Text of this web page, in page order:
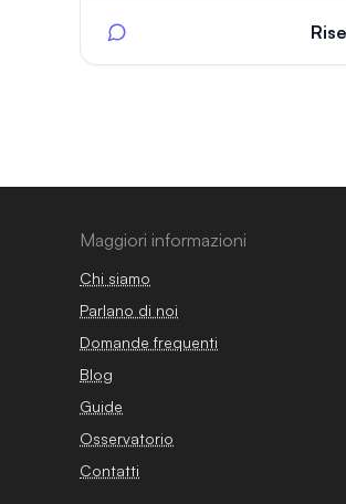
Maggiori informazioni
Chi siamo
Parlano di noi
Domande frequenti
Blog
Guide
Osservatorio
Contatti